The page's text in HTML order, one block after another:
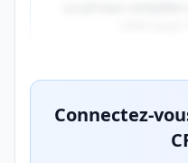
Connectez-